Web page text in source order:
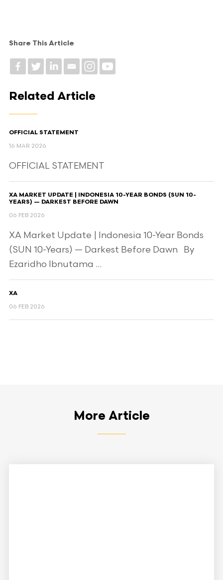
Share This Article
Related Article
OFFICIAL STATEMENT
16 MAR 2026
OFFICIAL STATEMENT
XA MARKET UPDATE | INDONESIA 10-YEAR BONDS (SUN 10-
YEARS) — DARKEST BEFORE DAWN
06 FEB 2026
XA Market Update | Indonesia 10-Year Bonds
(SUN 10-Years) — Darkest Before Dawn By
Ezaridho Ibnutama ...
XA
06 FEB 2026
More Article